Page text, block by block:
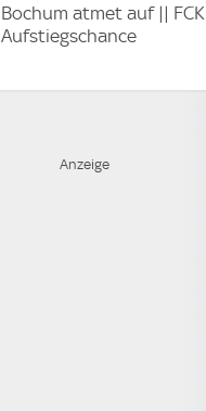
Bochum atmet auf ||
Aufstiegschance